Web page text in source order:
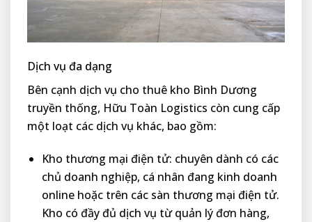
Dịch vụ đa dạng
Bên cạnh dịch vụ cho thuê kho Bình Dương
truyền thống, Hữu Toàn Logistics còn cung cấp
một loạt các dịch vụ khác, bao gồm:
Kho thương mại điện tử: chuyên dành có các
chủ doanh nghiệp, cá nhân đang kinh doanh
online hoặc trên các sàn thương mại điện tử.
Kho có đầy đủ dịch vụ từ quản lý đơn hàng,